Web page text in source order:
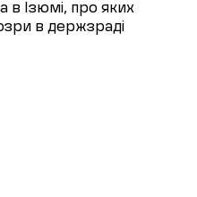
в Ізюмі, про яких
в держзраді